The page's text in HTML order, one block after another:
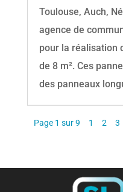
Toulouse, Auch,
agence de
pour la réalisation
de 8 m². Ces
des panneaux
Page 1 sur 9 1 2 3